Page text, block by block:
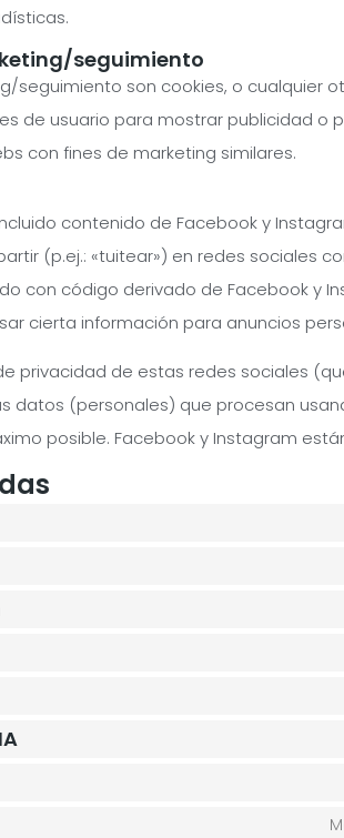
seguimiento
seguimiento son cookies, o cualquier
de usuario para mostrar publicidad o
con fines de marketing similares.
contenido de Facebook y
(p.ej.: «tuitear») en redes sociales
con código derivado de Facebook y
cierta información para anuncios
privacidad de estas redes sociales
datos (personales) que procesan
posible. Facebook y Instagram